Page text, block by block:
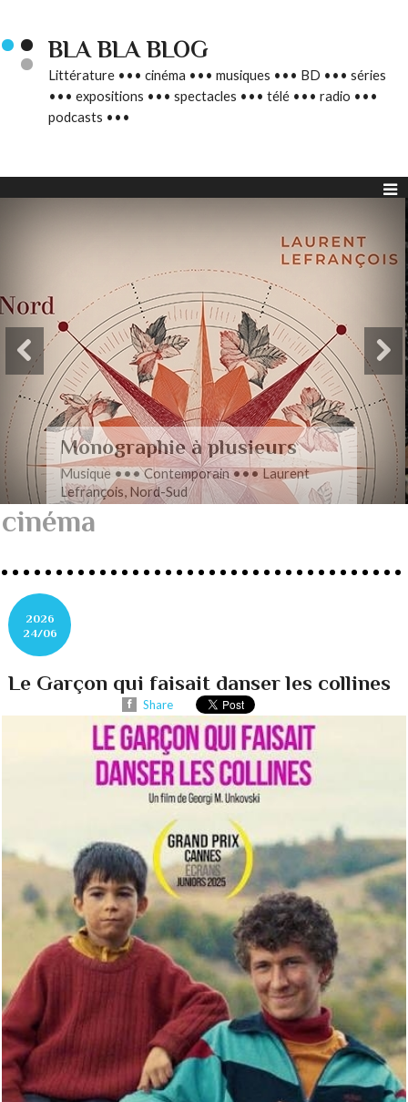
BLA BLA BLOG
Littérature ••• cinéma ••• musiques ••• BD ••• séries
••• expositions ••• spectacles ••• télé ••• radio •••
podcasts •••
Romance en musique
Musique ••• Contemporain ••• Nathan
Henninger, Romanza pour cordes
cinéma
2026
24/06
Le Garçon qui faisait danser les collines
Share